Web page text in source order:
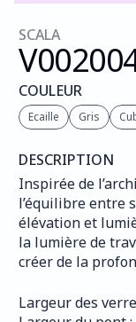
SCALA
V002
COULEUR
Ecaille Gris
DESCRIPTION
Inspirée de
l’équilibre entre
élévation et
la lumière de
créer de la
Largeur des